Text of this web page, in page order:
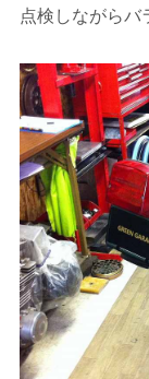
点検しながらバ